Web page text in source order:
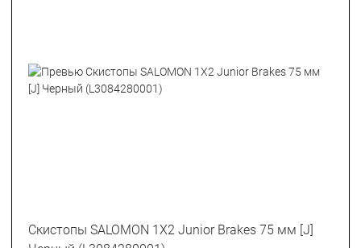
Скистопы SALOMON 1X2 Junior Brakes 75 мм [J]